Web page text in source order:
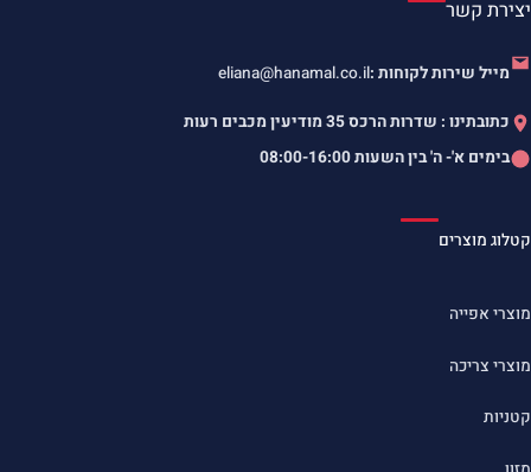
יצירת קשר
מייל שירות לקוחות :eliana@hanamal.co.il
כתובתינו : שדרות הרכס 35 מודיעין מכבים רעות
בימים א'- ה' בין השעות08:00-16:00
קטלוג מוצרים
מוצרי אפייה
מוצרי צריכה
קטניות